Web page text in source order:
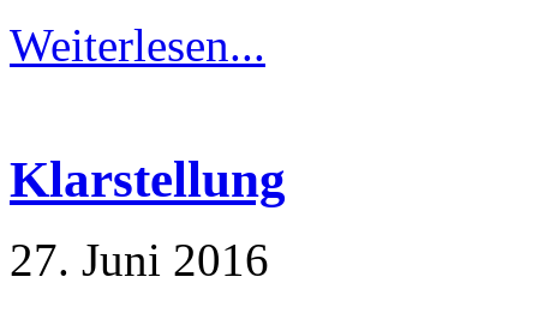
Weiterlesen...
Klarstellung
27. Juni 2016